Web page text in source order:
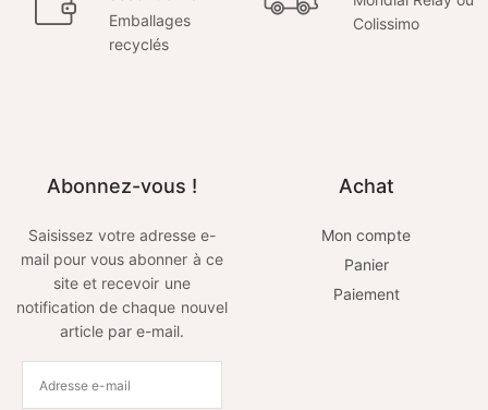
Emballages
recyclés
Colissimo
Abonnez-vous !
Saisissez votre adresse e-
mail pour vous abonner à ce
site et recevoir une
notification de chaque nouvel
article par e-mail.
Achat
Mon compte
Panier
Paiement